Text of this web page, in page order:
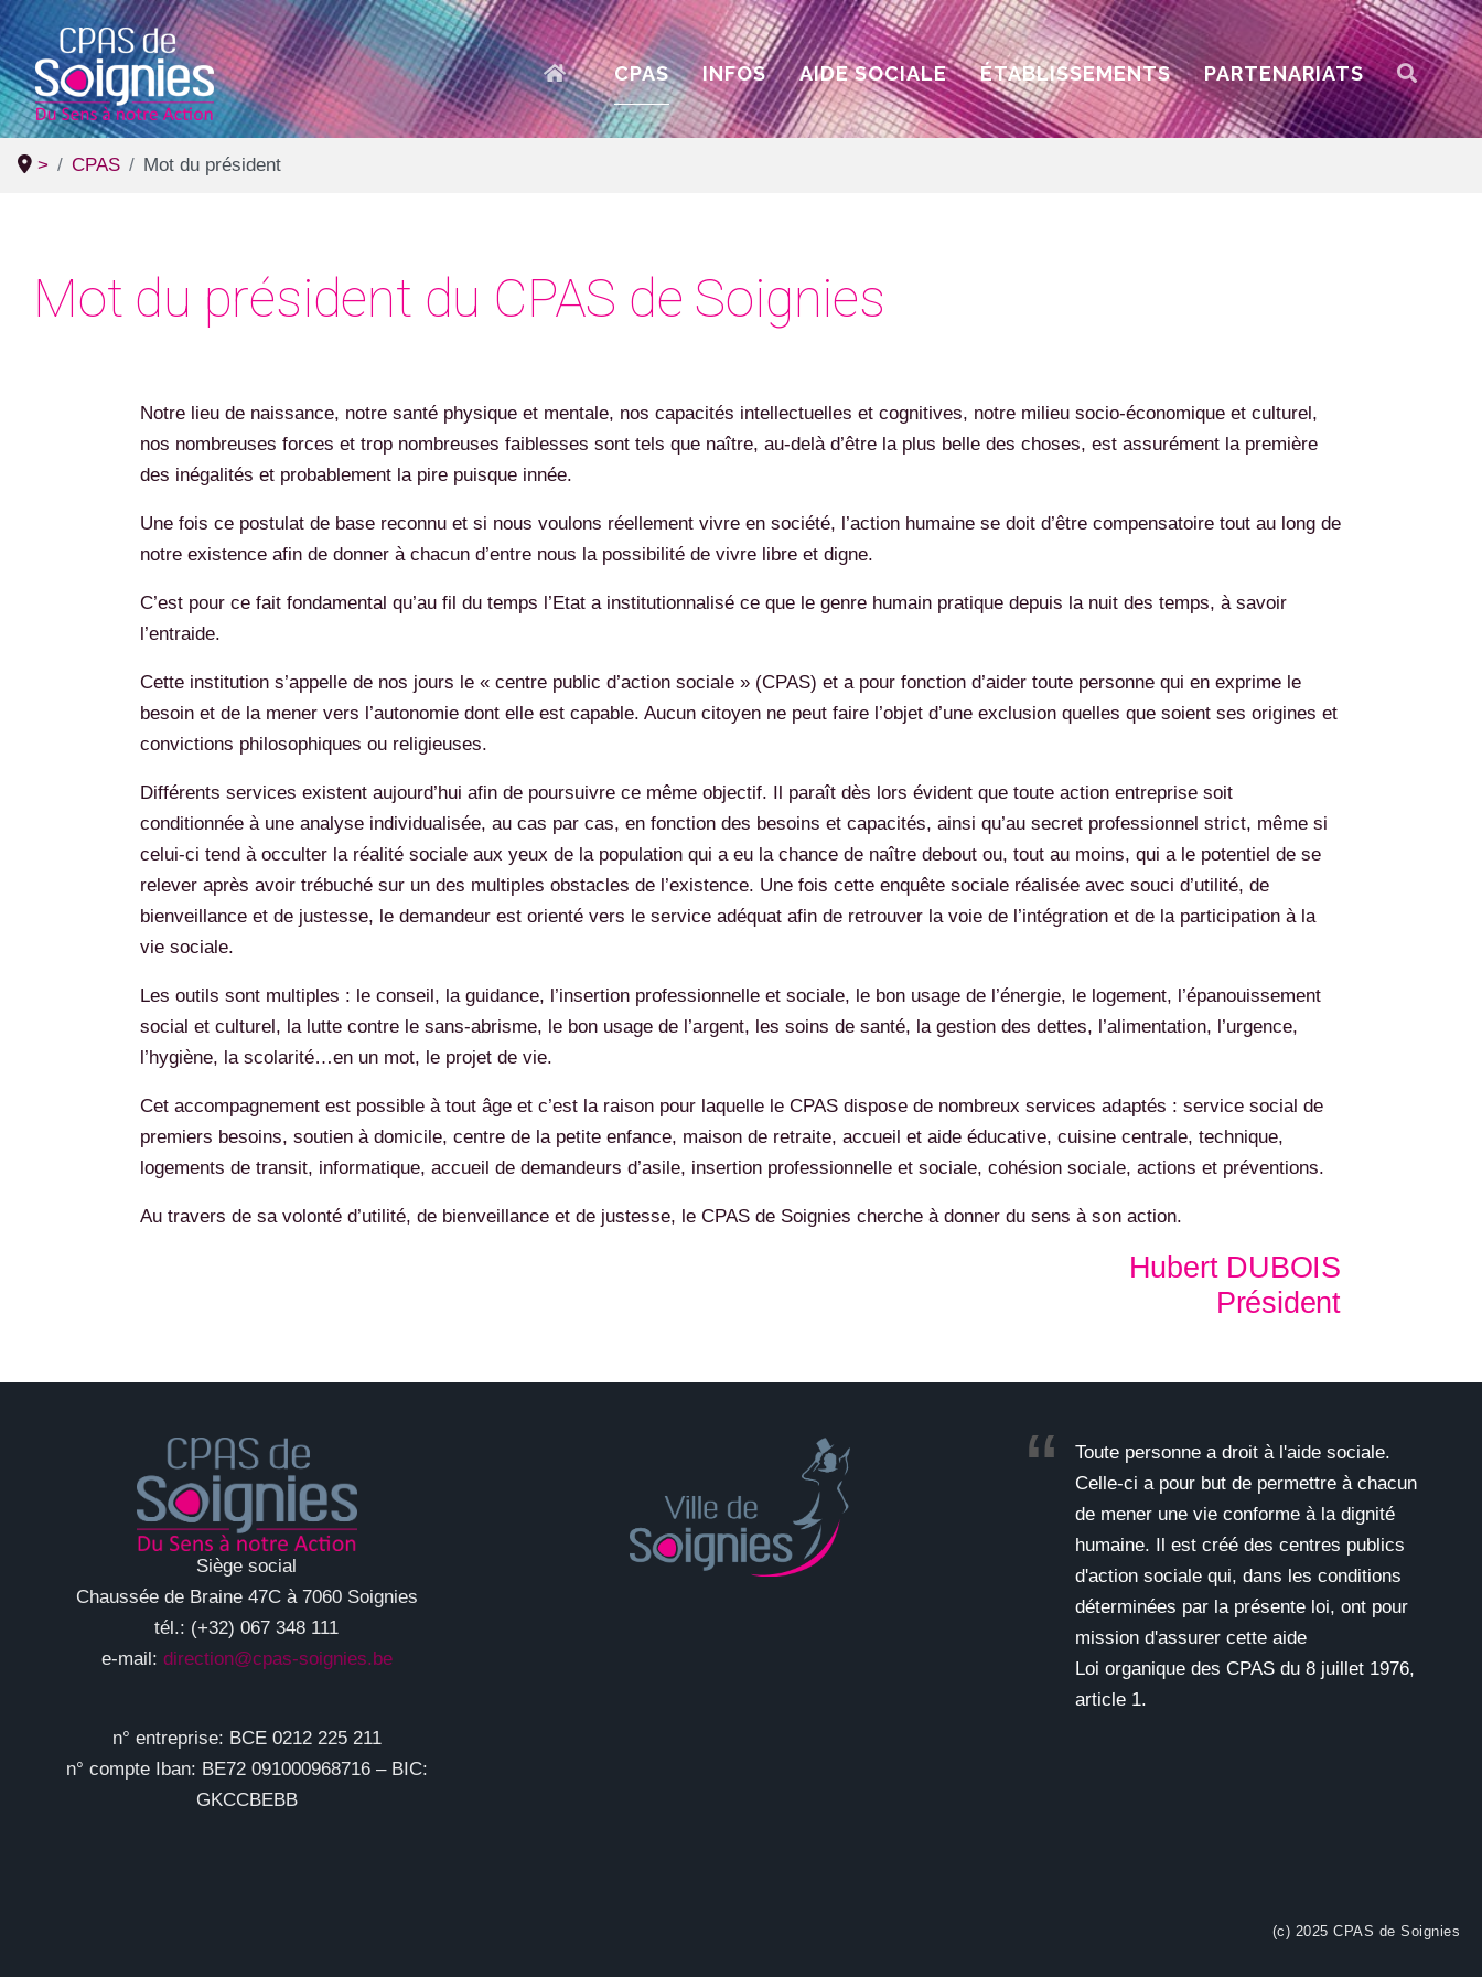
ACCUEIL
CPAS INFOS AIDE SOCIALE ÉTABLISSEMENTS PARTENARIATS
> CPAS Mot du président
Mot du président du CPAS de Soignies
Notre lieu de naissance, notre santé physique et mentale, nos capacités intellectuelles et cognitives, notre milieu socio-économique et culturel,
nos nombreuses forces et trop nombreuses faiblesses sont tels que naître, au-delà d’être la plus belle des choses, est assurément la première
des inégalités et probablement la pire puisque innée.
Une fois ce postulat de base reconnu et si nous voulons réellement vivre en société, l’action humaine se doit d’être compensatoire tout au long de
notre existence afin de donner à chacun d’entre nous la possibilité de vivre libre et digne.
C’est pour ce fait fondamental qu’au fil du temps l’Etat a institutionnalisé ce que le genre humain pratique depuis la nuit des temps, à savoir
l’entraide.
Cette institution s’appelle de nos jours le « centre public d’action sociale » (CPAS) et a pour fonction d’aider toute personne qui en exprime le
besoin et de la mener vers l’autonomie dont elle est capable. Aucun citoyen ne peut faire l’objet d’une exclusion quelles que soient ses origines et
convictions philosophiques ou religieuses.
Différents services existent aujourd’hui afin de poursuivre ce même objectif. Il paraît dès lors évident que toute action entreprise soit
conditionnée à une analyse individualisée, au cas par cas, en fonction des besoins et capacités, ainsi qu’au secret professionnel strict, même si
celui-ci tend à occulter la réalité sociale aux yeux de la population qui a eu la chance de naître debout ou, tout au moins, qui a le potentiel de se
relever après avoir trébuché sur un des multiples obstacles de l’existence. Une fois cette enquête sociale réalisée avec souci d’utilité, de
bienveillance et de justesse, le demandeur est orienté vers le service adéquat afin de retrouver la voie de l’intégration et de la participation à la
vie sociale.
Les outils sont multiples : le conseil, la guidance, l’insertion professionnelle et sociale, le bon usage de l’énergie, le logement, l’épanouissement
social et culturel, la lutte contre le sans-abrisme, le bon usage de l’argent, les soins de santé, la gestion des dettes, l’alimentation, l’urgence,
l’hygiène, la scolarité…en un mot, le projet de vie.
Cet accompagnement est possible à tout âge et c’est la raison pour laquelle le CPAS dispose de nombreux services adaptés : service social de
premiers besoins, soutien à domicile, centre de la petite enfance, maison de retraite, accueil et aide éducative, cuisine centrale, technique,
logements de transit, informatique, accueil de demandeurs d’asile, insertion professionnelle et sociale, cohésion sociale, actions et préventions.
Au travers de sa volonté d’utilité, de bienveillance et de justesse, le CPAS de Soignies cherche à donner du sens à son action.
Hubert DUBOIS
Président
Siège social
Chaussée de Braine 47C à 7060 Soignies
tél.: (+32) 067 348 111
e-mail: direction@cpas-soignies.be
n° entreprise: BCE 0212 225 211
n° compte Iban: BE72 091000968716 – BIC:
GKCCBEBB
Toute personne a droit à l'aide sociale.
Celle-ci a pour but de permettre à chacun
de mener une vie conforme à la dignité
humaine. Il est créé des centres publics
d'action sociale qui, dans les conditions
déterminées par la présente loi, ont pour
mission d'assurer cette aide
Loi organique des CPAS du 8 juillet 1976,
article 1.
(c) 2025 CPAS de Soignies